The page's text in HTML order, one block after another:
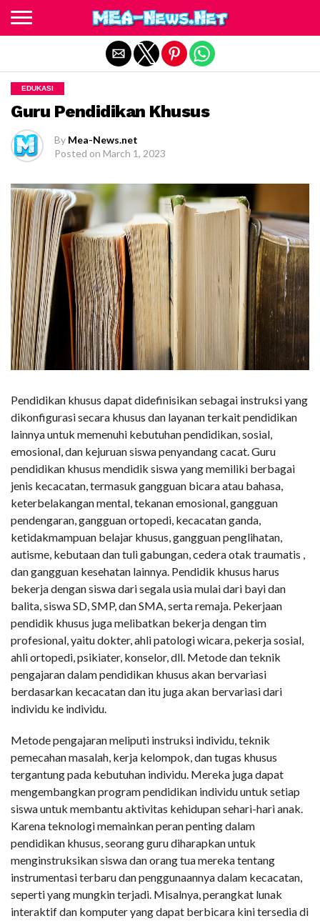
EDUKASI
Guru Pendidikan Khusus
By Mea-News.net
Posted on March 1, 2023
Pendidikan khusus dapat didefinisikan sebagai instruksi yang
dikonfigurasi secara khusus dan layanan terkait pendidikan
lainnya untuk memenuhi kebutuhan pendidikan, sosial,
emosional, dan kejuruan siswa penyandang cacat. Guru
pendidikan khusus mendidik siswa yang memiliki berbagai
jenis kecacatan, termasuk gangguan bicara atau bahasa,
keterbelakangan mental, tekanan emosional, gangguan
pendengaran, gangguan ortopedi, kecacatan ganda,
ketidakmampuan belajar khusus, gangguan penglihatan,
autisme, kebutaan dan tuli gabungan, cedera otak traumatis ,
dan gangguan kesehatan lainnya. Pendidik khusus harus
bekerja dengan siswa dari segala usia mulai dari bayi dan
balita, siswa SD, SMP, dan SMA, serta remaja. Pekerjaan
pendidik khusus juga melibatkan bekerja dengan tim
profesional, yaitu dokter, ahli patologi wicara, pekerja sosial,
ahli ortopedi, psikiater, konselor, dll. Metode dan teknik
pengajaran dalam pendidikan khusus akan bervariasi
berdasarkan kecacatan dan itu juga akan bervariasi dari
individu ke individu.
Metode pengajaran meliputi instruksi individu, teknik
pemecahan masalah, kerja kelompok, dan tugas khusus
tergantung pada kebutuhan individu. Mereka juga dapat
mengembangkan program pendidikan individu untuk setiap
siswa untuk membantu aktivitas kehidupan sehari-hari anak.
Karena teknologi memainkan peran penting dalam
pendidikan khusus, seorang guru diharapkan untuk
menginstruksikan siswa dan orang tua mereka tentang
instrumentasi terbaru dan penggunaannya dalam kecacatan,
seperti yang mungkin terjadi. Misalnya, perangkat lunak
interaktif dan komputer yang dapat berbicara kini tersedia di
Exit mobile version